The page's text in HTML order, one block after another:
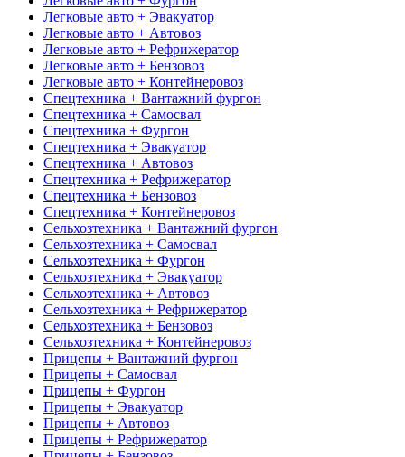
Легковые авто + Эвакуатор
Легковые авто + Автовоз
Легковые авто + Рефрижератор
Легковые авто + Бензовоз
Легковые авто + Контейнеровоз
Спецтехника + Вантажний фургон
Спецтехника + Самосвал
Спецтехника + Фургон
Спецтехника + Эвакуатор
Спецтехника + Автовоз
Спецтехника + Рефрижератор
Спецтехника + Бензовоз
Спецтехника + Контейнеровоз
Сельхозтехника + Вантажний фургон
Сельхозтехника + Самосвал
Сельхозтехника + Фургон
Сельхозтехника + Эвакуатор
Сельхозтехника + Автовоз
Сельхозтехника + Рефрижератор
Сельхозтехника + Бензовоз
Сельхозтехника + Контейнеровоз
Прицепы + Вантажний фургон
Прицепы + Самосвал
Прицепы + Фургон
Прицепы + Эвакуатор
Прицепы + Автовоз
Прицепы + Рефрижератор